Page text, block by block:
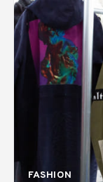
FASHION